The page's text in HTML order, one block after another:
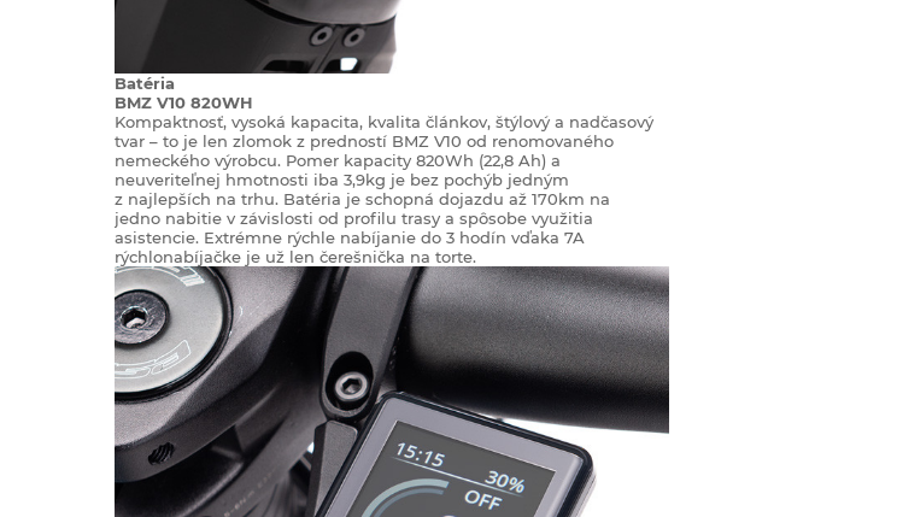
Batéria
BMZ V10 820WH
Kompaktnosť, vysoká kapacita, kvalita článkov, štýlový a nadčasový
tvar – to je len zlomok z predností BMZ V10 od renomovaného
nemeckého výrobcu. Pomer kapacity 820Wh (22,8 Ah) a
neuveriteľnej hmotnosti iba 3,9kg je bez pochýb jedným
z najlepších na trhu. Batéria je schopná dojazdu až 170km na
jedno nabitie v závislosti od profilu trasy a spôsobe využitia
asistencie. Extrémne rýchle nabíjanie do 3 hodín vďaka 7A
rýchlonabíjačke je už len čerešnička na torte.